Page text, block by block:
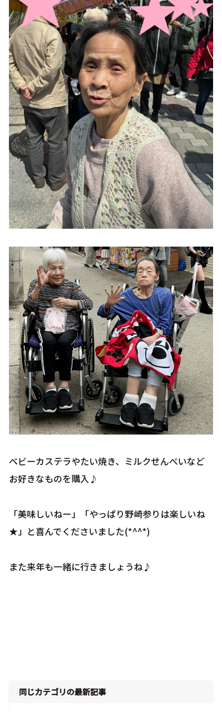
ベビーカステラやたい焼き、ミルクせんべいなど
お好きなものを購入♪
「美味しいねー」「やっぱり野崎参りは楽しいね
★」と喜んでくださいました(*^^*)
また来年も一緒に行きましょうね♪
同じカテゴリの最新記事